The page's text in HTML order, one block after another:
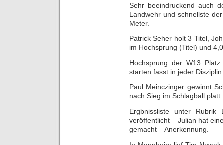
Sehr beeindruckend auch
Landwehr und schnellste
Meter.
Patrick Seher holt 3 Titel,
im Hochsprung (Titel) und
Hochsprung der W13
starten fasst in jeder
Paul Meinczinger gewinnt
nach Sieg im Schlagball platt.
Ergbnissliste unter Rubrik
veröffentlicht – Julian hat
gemacht – Anerkennung.